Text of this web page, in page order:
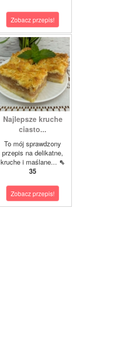
Zobacz przepis!
Najlepsze kruche
ciasto...
To mój sprawdzony
przepis na delikatne,
kruche i maślane... ⇖
35
Zobacz przepis!